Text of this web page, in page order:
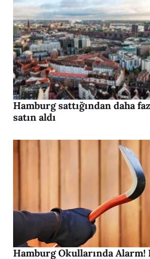
Hamburg sattığından daha
satın aldı
Hamburg Okullarında Alarm!